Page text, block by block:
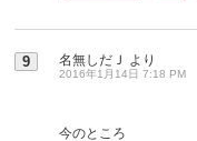
9 名無しだＪ より
2016年1月14日 7:18 PM
今のところ